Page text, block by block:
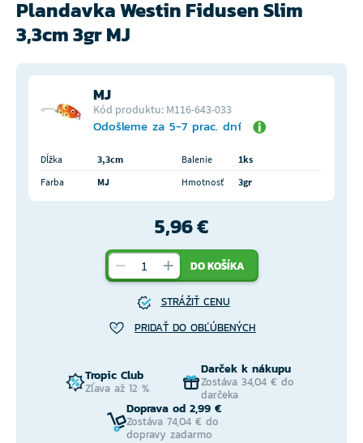
Plandavka Westin Fidusen Slim
3,3cm 3gr MJ
MJ
Kód produktu: M116-643-033
Odošleme za 5-7 prac. dní
Dĺžka 3,3cm Balenie
1ks
Farba
MJ Hmotnosť 3gr
5,96 €
DO KOŠÍKA
STRÁŽIŤ CENU
PRIDAŤ DO OBĽÚBENÝCH
Tropic Club
Zľava až 12 %
Darček k nákupu
Zostáva 34,04 € do
darčeka
Doprava od 2,99 €
Zostáva 74,04 € do
dopravy zadarmo